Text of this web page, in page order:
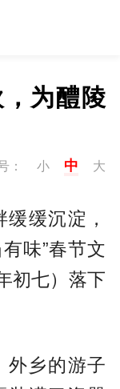
为醴陵
： 小 中 大
缓沉淀，
味”春节文
初七）落下
外乡的游子